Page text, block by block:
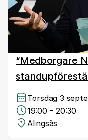
“Medborgare
Torsdag 3
19:00 – 20:30
Alingsås